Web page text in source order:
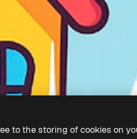
il generatore di immagini IA.
to the storing of cookies on